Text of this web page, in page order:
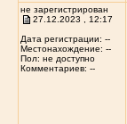
не зарегистрирован
27.12.2023 , 12:17
Дата регистрации: --
Местонахождение: --
Пол: не доступно
Комментариев: --